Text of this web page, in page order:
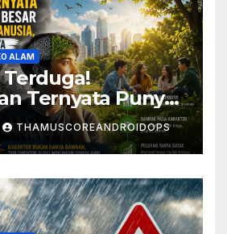
ALAM
Ternyata Punya
Pada
Ini
THAMUSCOREANDROIDOPS